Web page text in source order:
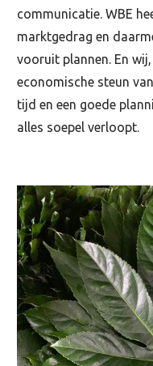
communicatie. WBE
marktgedrag en
vooruit plannen. En
economische steun
tijd en een goede
alles soepel verloopt.